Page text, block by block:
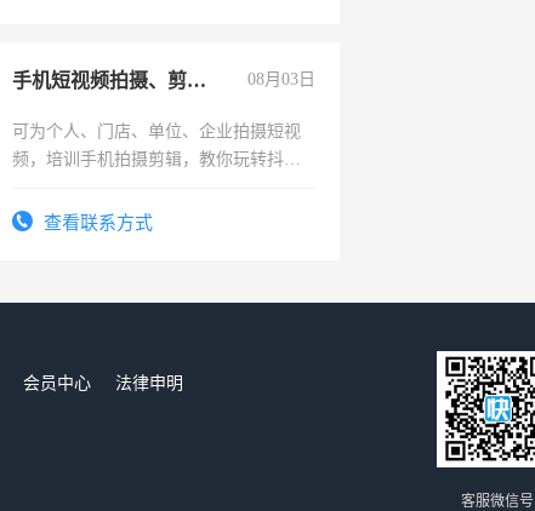
手机短视频拍摄、剪辑、抖音快手 08月03日
可为个人、门店、单位、企业拍摄短视
频，培训手机拍摄剪辑，教你玩转抖音
频，培训手机拍摄剪辑，教你玩转抖
查看联系方式
会员中心
法律申明
客服微信号